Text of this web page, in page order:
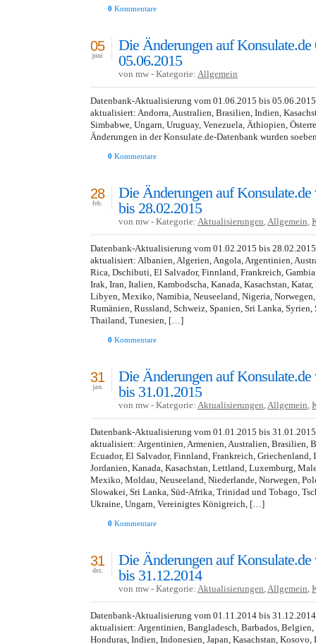
0 Kommentare
Die Änderungen auf Konsulate.de
05.06.2015
05
juni
von mw - Kategorie: Allgemein
Datenbank-Aktualisierung vom 01.06.2015 bis
aktualisiert: Andorra, Australien, Brasilien, Indien,
Simbabwe, Ungarn, Uruguay, Venezuela, Äthiopien,
Änderungen in der Konsulate.de-Datenbank wurden
0 Kommentare
Die Änderungen auf
bis 28.02.2015
28
feb.
von mw - Kategorie: Aktualisierungen,Allgemein,
Datenbank-Aktualisierung vom 01.02.2015 bis
aktualisiert: Albanien, Algerien, Angola, Argentinien,
Rica, Dschibuti, El Salvador, Finnland, Frankreich,
Irak, Iran, Italien, Kambodscha, Kanada, Kasachstan,
Libyen, Mexiko, Namibia, Neuseeland, Nigeria, Norwegen,
Rumänien, Russland, Schweiz, Spanien, Sri Lanka,
Thailand, Tunesien, […]
0 Kommentare
Die Änderungen auf
bis 31.01.2015
31
jan.
von mw - Kategorie: Aktualisierungen,Allgemein,
Datenbank-Aktualisierung vom 01.01.2015 bis
aktualisiert: Argentinien, Armenien, Australien, Brasilien,
Ecuador, El Salvador, Finnland, Frankreich,
Jordanien, Kanada, Kasachstan, Lettland, Luxemburg,
Mexiko, Moldau, Neuseeland, Niederlande, Norwegen,
Slowakei, Sri Lanka, Süd-Afrika, Trinidad und Tobago,
Ukraine, Ungarn, Vereinigtes Königreich, […]
0 Kommentare
Die Änderungen auf
bis 31.12.2014
31
dez.
von mw - Kategorie: Aktualisierungen,Allgemein,
Datenbank-Aktualisierung vom 01.11.2014 bis
aktualisiert: Argentinien, Bangladesch, Barbados,
Honduras, Indien, Indonesien, Japan, Kasachstan,